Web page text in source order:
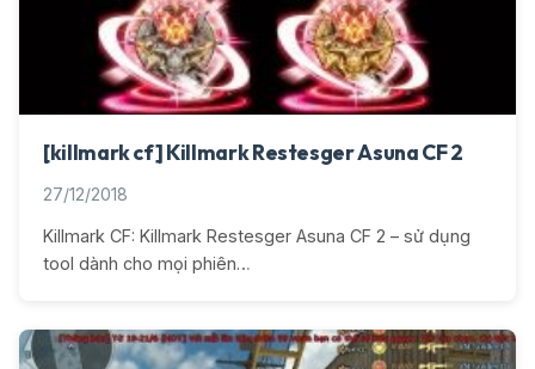
[killmark cf] Killmark Restesger Asuna CF 2
27/12/2018
Killmark CF: Killmark Restesger Asuna CF 2 – sử dụng
tool dành cho mọi phiên…